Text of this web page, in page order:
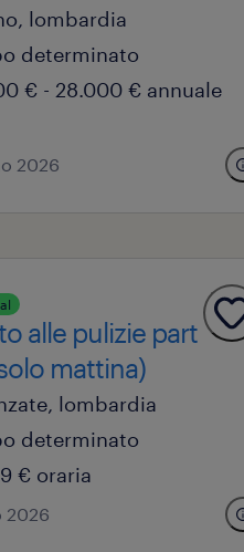
lombardia
determinato
€ - 28.000 € annuale
2026
alle pulizie part
mattina)
lombardia
determinato
€ oraria
2026